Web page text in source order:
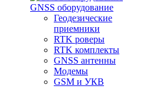
GNSS оборудование
Геодезические
приемники
RTK роверы
RTK комплекты
GNSS антенны
Модемы
GSM и УКВ